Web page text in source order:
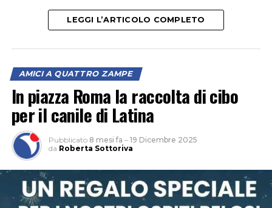
Una volontaria del canile invita tutta la cittadinanza a
LEGGI L’ARTICOLO COMPLETO
AMICI A QUATTRO ZAMPE
In piazza Roma la raccolta di cibo
per il canile di Latina
Pubblicato 8 mesi fa – 19 Dicembre 2025
da Roberta Sottoriva